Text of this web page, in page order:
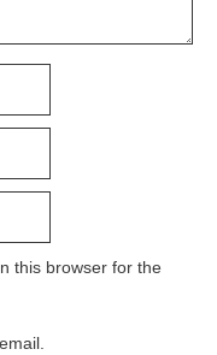
this browser for the